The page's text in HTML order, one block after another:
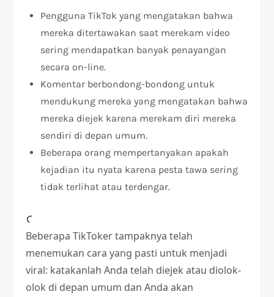
Pengguna TikTok yang mengatakan bahwa
mereka ditertawakan saat merekam video
sering mendapatkan banyak penayangan
secara on-line.
Komentar berbondong-bondong untuk
mendukung mereka yang mengatakan bahwa
mereka diejek karena merekam diri mereka
sendiri di depan umum.
Beberapa orang mempertanyakan apakah
kejadian itu nyata karena pesta tawa sering
tidak terlihat atau terdengar.
Beberapa TikToker tampaknya telah
menemukan cara yang pasti untuk menjadi
viral: katakanlah Anda telah diejek atau diolok-
olok di depan umum dan Anda akan